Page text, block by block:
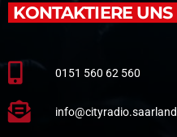
KONTAKTIERE UNS
0151 560 62 560
info@cityradio.saarland